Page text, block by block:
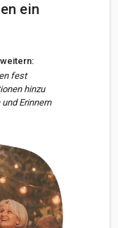
ein
fest
hinzu
Erinnern